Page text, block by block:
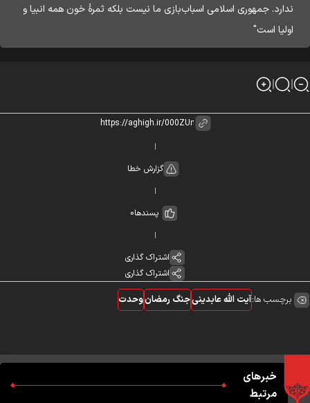
ندارد. جمهوری اسلامی اسباب‌بازی ما نیست بلکه ثمرۀ خون همه انبیا و
اولیا است"
گزارش خطا
پسندها0
اشتراک گذاری
اشتراک گذاری
برچسب ها:آیت الله عابدینیجنگ رمضانوحدت
خبرهای
مرتبط